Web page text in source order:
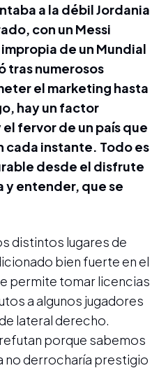
a la débil Jordania
con un Messi
de un Mundial
tras numerosos
el marketing hasta
hay un factor
fervor de un país que
cada instante. Todo es
desde el disfrute
y entender, que se
distintos lugares de
bien fuerte en el
permite tomar licencias
a algunos jugadores
lateral derecho.
porque sabemos
no derrocharía prestigio